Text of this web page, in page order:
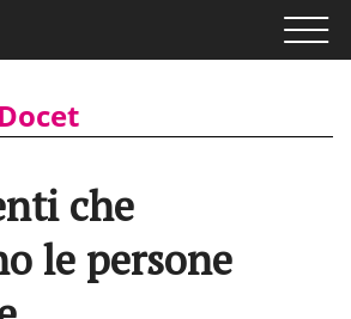
che
le persone